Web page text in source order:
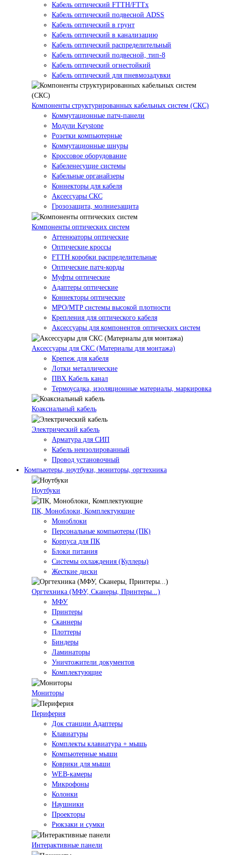
Кабель оптический FTTH/FTTx
Кабель оптический подвесной ADSS
Кабель оптический в грунт
Кабель оптический в канализацию
Кабель оптический распределительный
Кабель оптический подвесной, тип-8
Кабель оптический огнестойкий
Кабель оптический для пневмозадувки
Компоненты структурированных кабельных систем (СКС)
Коммутационные патч-панели
Модули Keystone
Розетки компьютерные
Коммутационные шнуры
Кроссовое оборудование
Кабеленесущие системы
Кабельные органайзеры
Коннекторы для кабеля
Аксессуары СКС
Грозозащита, молниезащита
Компоненты оптических систем
Аттенюаторы оптические
Оптические кроссы
FTTH коробки распределительные
Оптические патч-корды
Муфты оптические
Адаптеры оптические
Коннекторы оптические
MPO/MTP системы высокой плотности
Крепления для оптического кабеля
Аксессуары для компонентов оптических систем
Аксессуары для СКС (Материалы для монтажа)
Крепеж для кабеля
Лотки металлические
ПВХ Кабель канал
Термоусадка, изоляционные материалы, маркировка
Коаксиальный кабель
Электрический кабель
Арматура для СИП
Кабель неизолированный
Провод установочный
Компьютеры, ноутбуки, мониторы, оргтехника
Ноутбуки
ПК, Моноблоки, Комплектующие
Моноблоки
Персональные компьютеры (ПК)
Корпуса для ПК
Блоки питания
Системы охлаждения (Куллеры)
Жесткие диски
Оргтехника (МФУ, Сканеры, Принтеры...)
МФУ
Принтеры
Сканнеры
Плоттеры
Биндеры
Ламинаторы
Уничтожители документов
Комплектующие
Мониторы
Периферия
Док станции Адаптеры
Клавиатуры
Комплекты клавиатура + мышь
Компьютерные мыши
Коврики для мыши
WEB-камеры
Микрофоны
Колонки
Наушники
Проекторы
Рюкзаки и сумки
Интерактивные панели